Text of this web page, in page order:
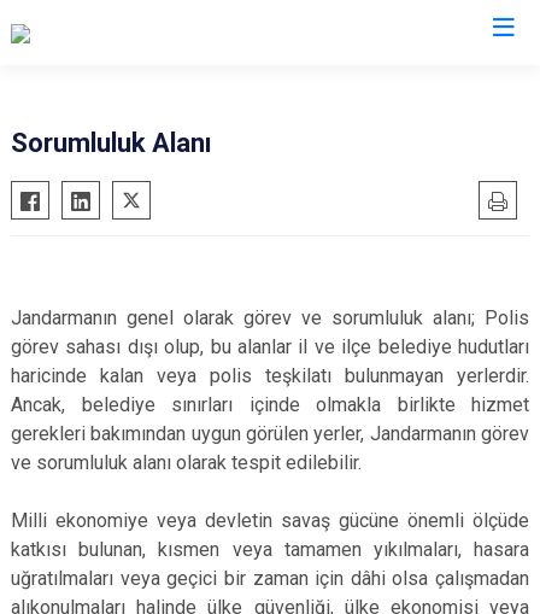
Sorumluluk Alanı
Jandarmanın genel olarak görev ve sorumluluk alanı; Polis
görev sahası dışı olup, bu alanlar il ve ilçe belediye hudutları
haricinde kalan veya polis teşkilatı bulunmayan yerlerdir.
Ancak, belediye sınırları içinde olmakla birlikte hizmet
gerekleri bakımından uygun görülen yerler, Jandarmanın görev
ve sorumluluk alanı olarak tespit edilebilir.
Milli ekonomiye veya devletin savaş gücüne önemli ölçüde
katkısı bulunan, kısmen veya tamamen yıkılmaları, hasara
uğratılmaları veya geçici bir zaman için dâhi olsa çalışmadan
alıkonulmaları halinde ülke güvenliği, ülke ekonomisi veya